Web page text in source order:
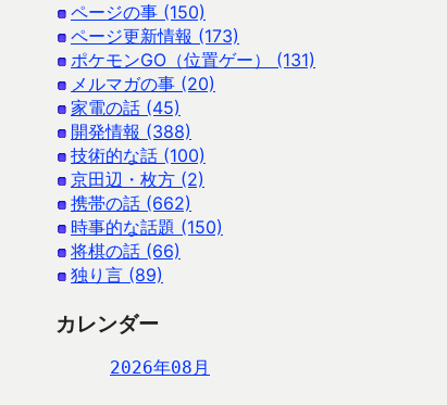
ページの事 (150)
ページ更新情報 (173)
ポケモンGO（位置ゲー） (131)
メルマガの事 (20)
家電の話 (45)
開発情報 (388)
技術的な話 (100)
京田辺・枚方 (2)
携帯の話 (662)
時事的な話題 (150)
将棋の話 (66)
独り言 (89)
カレンダー
2026年08月